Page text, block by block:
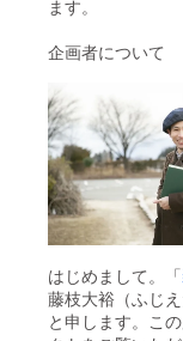
ます。
企画者について
はじめまして。「
藤枝大裕（ふじえ
と申します。こ